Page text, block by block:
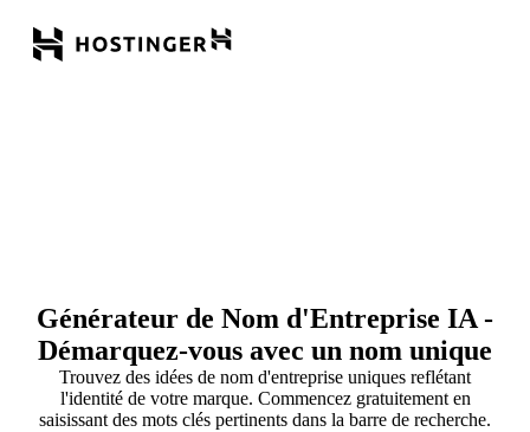
Générateur de Nom d'Entreprise IA -
Démarquez-vous avec un nom unique
Trouvez des idées de nom d'entreprise uniques reflétant
l'identité de votre marque. Commencez gratuitement en
saisissant des mots clés pertinents dans la barre de recherche.